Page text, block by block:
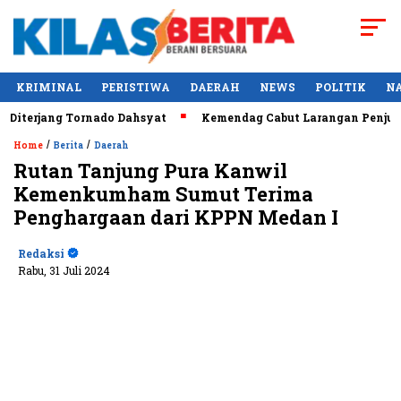
KRIMINAL PERISTIWA DAERAH NEWS POLITIK
Tornado Dahsyat Kemendag Cabut Larangan Penjualan
Home / Berita / Daerah
Rutan Tanjung Pura Kanwil
Kemenkumham Sumut Terima
Penghargaan dari KPPN Medan I
Redaksi
Rabu, 31 Juli 2024